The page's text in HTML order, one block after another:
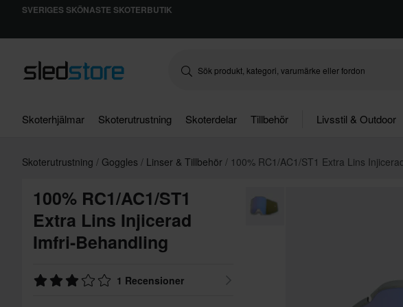
SVERIGES SKÖNASTE SKOTERBUTIK
Skoterhjälmar Skoterutrustning Skoterdelar Tillbehör Livsstil & Outdoor
Skoterutrustning Goggles Linser & Tillbehör 100% RC1/AC1/ST1 Extra Lins
100% RC1/AC1/ST1
Extra Lins Injicerad
Imfri-Behandling
1 Recensioner